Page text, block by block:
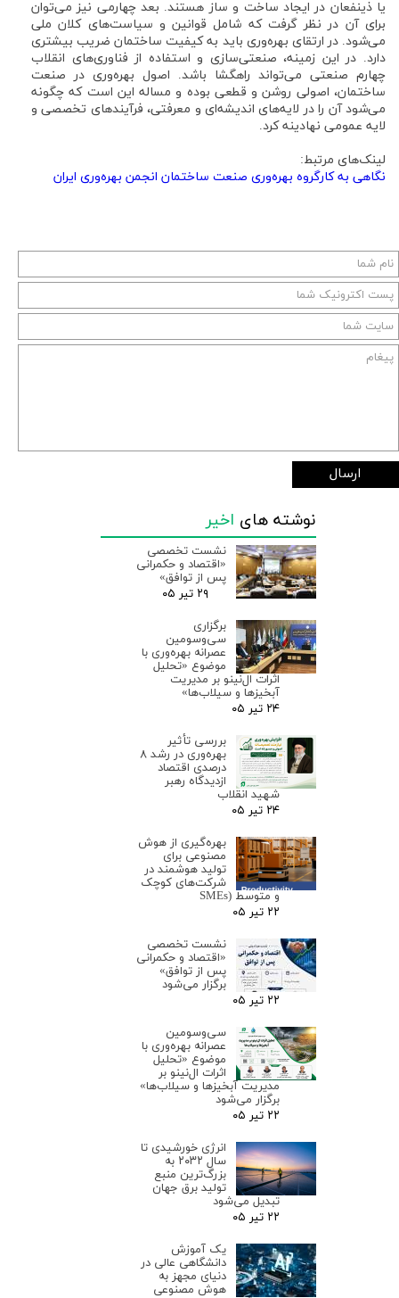
یا ذینفعان در ایجاد ساخت و ساز هستند. بعد چهارمی نیز می‌توان
برای آن در نظر گرفت که شامل قوانین و سیاست‌های کلان ملی
می‌شود. در ارتقای بهره‌وری باید به کیفیت ساختمان ضریب بیشتری
دارد. در این زمینه، صنعتی‌سازی و استفاده از فناوری‌های انقلاب
چهارم صنعتی می‌تواند راهگشا باشد. اصول بهره‌وری در صنعت
ساختمان، اصولی روشن و قطعی بوده و مساله این است که چگونه
می‌شود آن را در لایه‌های اندیشه‌ای و معرفتی، فرآیندهای تخصصی و
لایه عمومی نهادینه کرد.
لینک‌های مرتبط:
نگاهی به کارگروه بهره‌وری صنعت ساختمان انجمن بهره‌وری ایران
ارسال
نوشته های اخیر
نشست تخصصی
«اقتصاد و حکمرانی
پس از توافق»
۲۹ تیر ۰۵
برگزاری
سی‌وسومین
عصرانه بهره‌وری با
موضوع «تحلیل
اثرات ال‌نینو بر مدیریت
آبخیزها و سیلاب‌ها»
۲۴ تیر ۰۵
بررسی تأثیر
بهره‌وری در رشد ۸
درصدی اقتصاد
ازدیدگاه رهبر
شهید انقلاب
۲۴ تیر ۰۵
بهره‌گیری از هوش
مصنوعی برای
تولید هوشمند در
شرکت‌های کوچک
و متوسط (SMEs
۲۲ تیر ۰۵
نشست تخصصی
«اقتصاد و حکمرانی
پس از توافق»
برگزار می‌شود
۲۲ تیر ۰۵
سی‌وسومین
عصرانه بهره‌وری با
موضوع «تحلیل
اثرات ال‌نینو بر
مدیریت آبخیزها و سیلاب‌ها»
برگزار می‌شود
۲۲ تیر ۰۵
انرژی خورشیدی تا
سال ۲۰۳۲ به
بزرگ‌ترین منبع
تولید برق جهان
تبدیل می‌شود
۲۲ تیر ۰۵
یک آموزش
دانشگاهی عالی در
دنیای مجهز به
هوش مصنوعی